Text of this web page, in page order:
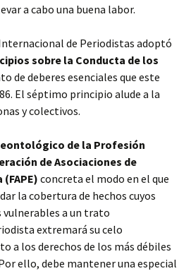
a cabo una buena labor.
de Periodistas adoptó
sobre la Conducta de los
de deberes esenciales que este
El séptimo principio alude a la
y colectivos.
de la Profesión
de Asociaciones de
concreta el modo en el que
la cobertura de hechos cuyos
a un trato
extremará su celo
a los derechos de los más débiles
ello, debe mantener una especial